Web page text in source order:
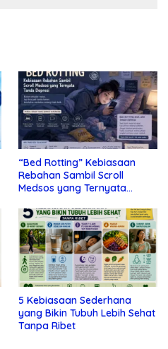
“Bed Rotting” Kebiasaan
Rebahan Sambil Scroll
Medsos yang Ternyata
5 Kebiasaan Sederhana
yang Bikin Tubuh Lebih Sehat
Tanpa Ribet